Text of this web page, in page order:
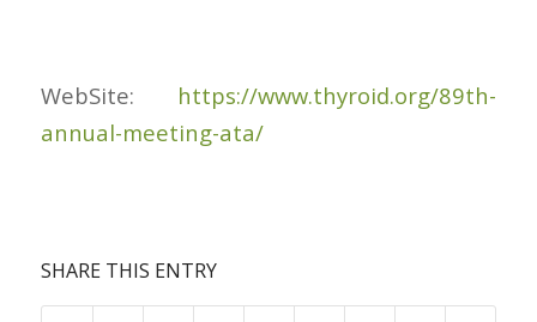
WebSite: https://www.thyroid.org/89th-
annual-meeting-ata/
SHARE THIS ENTRY